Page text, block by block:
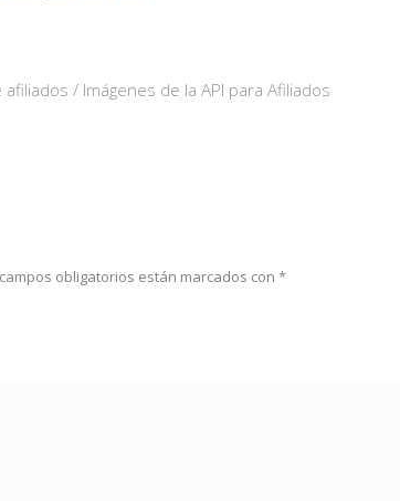
/ Imágenes de la API para Afiliados
obligatorios están marcados con *